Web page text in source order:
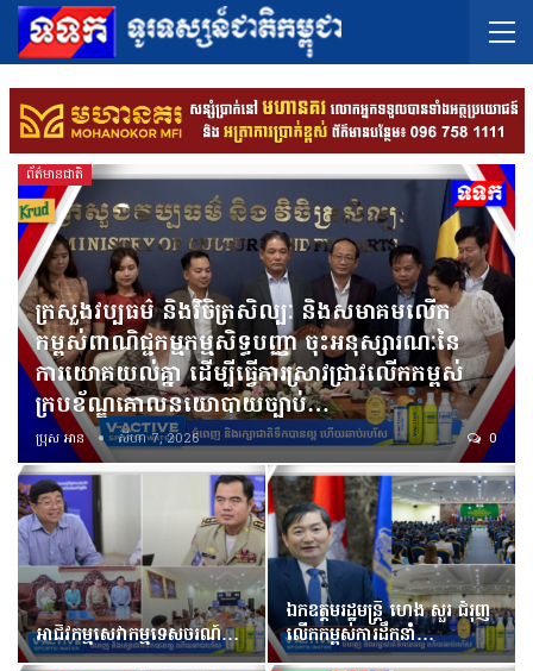
ព័ត៌មានជាតិ
ក្រសួងវប្បធម៌ និងវិចិត្រសិល្បៈ និងសមាគមលើក
កម្ពស់ពាណិជ្ជកម្មកម្មសិទ្ធបញ្ញា ចុះអនុស្សារណៈនៃ
ការយោគយល់គ្នា ដើម្បីធ្វើការស្រាវជ្រាវលើកកម្ពស់
ក្របខ័ណ្ឌគោលនយោបាយច្បាប់…
ប្រុស អាន សីហា 7, 2026 0
អាជីវកម្មសេវាកម្មទេសចរណ៍…
ឯកឧត្តមរដ្ឋមន្រ្តី ហេង សួរ ជំរុញ
លើកកម្ពស់ការដឹកនាំ…